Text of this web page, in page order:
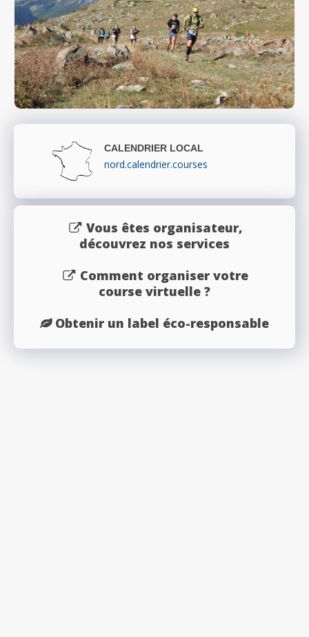
CALENDRIER LOCAL
nord.calendrier.courses
Vous êtes organisateur,
découvrez nos services
Comment organiser votre
course virtuelle ?
Obtenir un label éco-responsable